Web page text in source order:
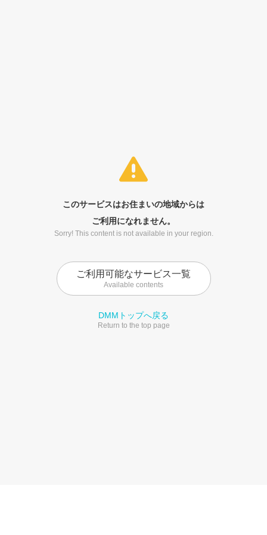
このサービスはお住まいの地域からは
ご利用になれません。
Sorry! This content is not available in your region.
ご利用可能なサービス一覧
Available contents
DMMトップへ戻る
Return to the top page